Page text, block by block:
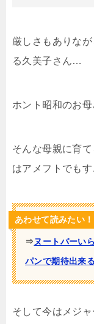
厳しさもありな
る久美子さん…
ホント昭和のお
そんな母親に育
はアメフトでも
あわせて読みたい！
⇒ヌートバーい
パンで期待出来
そして今はメジ